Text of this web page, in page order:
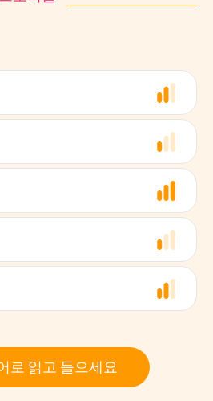
로 읽고 들으세요